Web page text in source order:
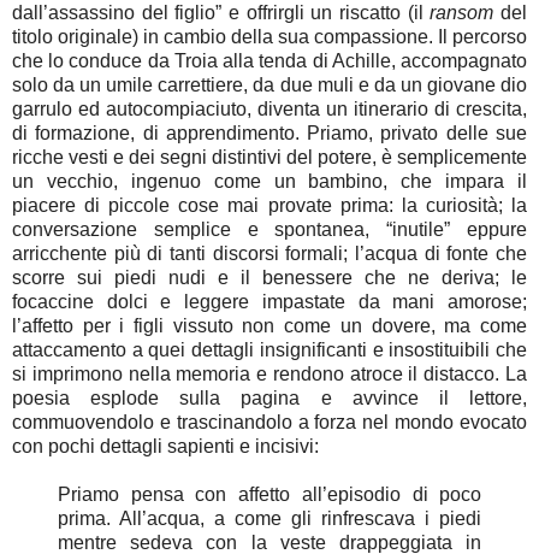
dall’assassino del figlio” e offrirgli un riscatto (ilransomdel
titolo originale) in cambio della sua compassione. Il percorso
che lo conduce da Troia alla tenda di Achille, accompagnato
solo da un umile carrettiere, da due muli e da un giovane dio
garrulo ed autocompiaciuto, diventa un itinerario di crescita,
di formazione, di apprendimento. Priamo, privato delle sue
ricche vesti e dei segni distintivi del potere, è semplicemente
un vecchio, ingenuo come un bambino, che impara il
piacere di piccole cose mai provate prima: la curiosità; la
conversazione semplice e spontanea, “inutile” eppure
arricchente più di tanti discorsi formali; l’acqua di fonte che
scorre sui piedi nudi e il benessere che ne deriva; le
focaccine dolci e leggere impastate da mani amorose;
l’affetto per i figli vissuto non come un dovere, ma come
attaccamento a quei dettagli insignificanti e insostituibili che
si imprimono nella memoria e rendono atroce il distacco. La
poesia esplode sulla pagina e avvince il lettore,
commuovendolo e trascinandolo a forza nel mondo evocato
con pochi dettagli sapienti e incisivi:
Priamo pensa con affetto all’episodio di poco
prima. All’acqua, a come gli rinfrescava i piedi
mentre sedeva con la veste drappeggiata in